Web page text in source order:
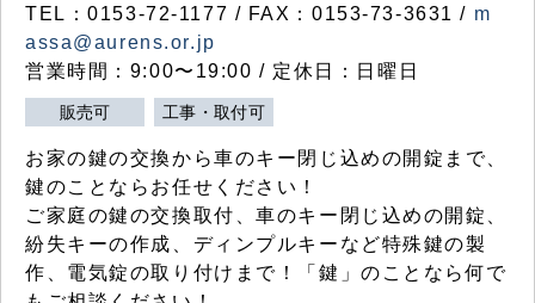
TEL：0153-72-1177 / FAX：0153-73-3631 / m
assa@aurens.or.jp
営業時間：9:00〜19:00 / 定休日：日曜日
販売可 工事・取付可
お家の鍵の交換から車のキー閉じ込めの開錠まで、
鍵のことならお任せください！
ご家庭の鍵の交換取付、車のキー閉じ込めの開錠、
紛失キーの作成、ディンプルキーなど特殊鍵の製
作、電気錠の取り付けまで！「鍵」のことなら何で